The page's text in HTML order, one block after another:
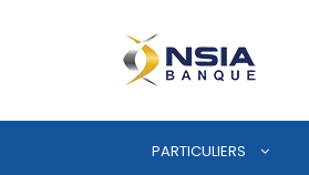
PARTICULIERS